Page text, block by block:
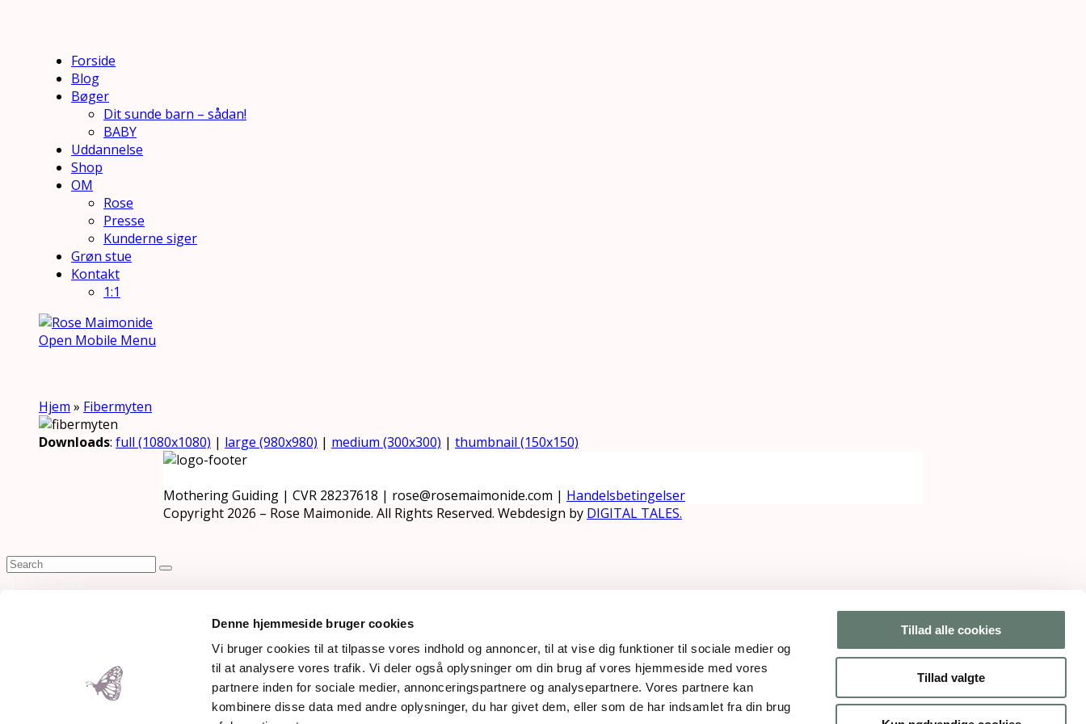
Denne hjemmeside bruger cookies
Vi bruger cookies til at tilpasse vores indhold og annoncer, til at vise dig funktioner til sociale medier og
til at analysere vores trafik. Vi deler også oplysninger om din brug af vores hjemmeside med vores
partnere inden for sociale medier, annonceringspartnere og analysepartnere. Vores partnere kan
kombinere disse data med andre oplysninger, du har givet dem, eller som de har indsamlet fra din brug
Tillad alle cookies
Tillad valgte
Forside
Blog
Bøger
Dit sunde barn – sådan!
BABY
Uddannelse
Shop
OM
Rose
Presse
Kunderne siger
Grøn stue
Kontakt
1:1
Open Mobile Menu
Hjem » Fibermyten
Downloads: full (1080x1080) | large (980x980) | medium (300x300) | thumbnail (150x150)
Mothering Guiding | CVR 28237618 | rose@rosemaimonide.com | Handelsbetingelser
Copyright 2026 – Rose Maimonide. All Rights Reserved. Webdesign by DIGITAL TALES.